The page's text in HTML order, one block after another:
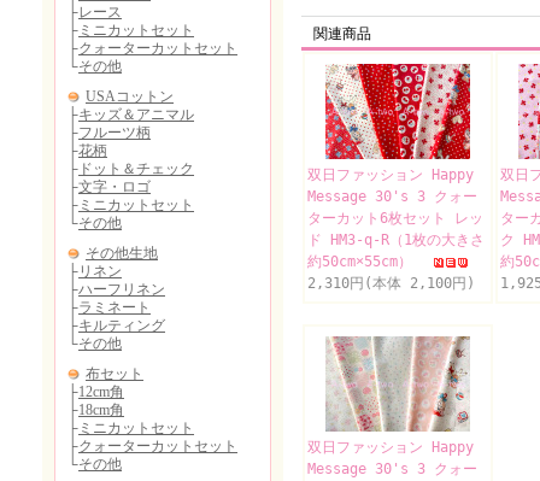
関連商品
双日ファッション Happy
Message 30's 3 クォー
ターカット6枚セット レッ
ド HM3-q-R（1枚の大きさ
約50cm×55cm）
2,310円(本体 2,100円)
双日
ター
ク
約
双日ファッション Happy
Message 30's 3 クォー